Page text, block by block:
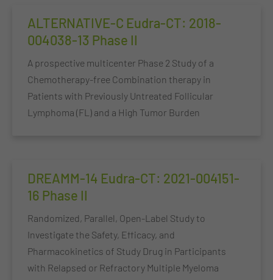
ALTERNATIVE-C Eudra-CT: 2018-
004038-13 Phase II
A prospective multicenter Phase 2 Study of a
Chemotherapy-free Combination therapy in
Patients with Previously Untreated Follicular
Lymphoma (FL) and a High Tumor Burden
DREAMM-14 Eudra-CT: 2021-004151-
16 Phase II
Randomized, Parallel, Open-Label Study to
Investigate the Safety, Efficacy, and
Pharmacokinetics of Study Drug in Participants
with Relapsed or Refractory Multiple Myeloma